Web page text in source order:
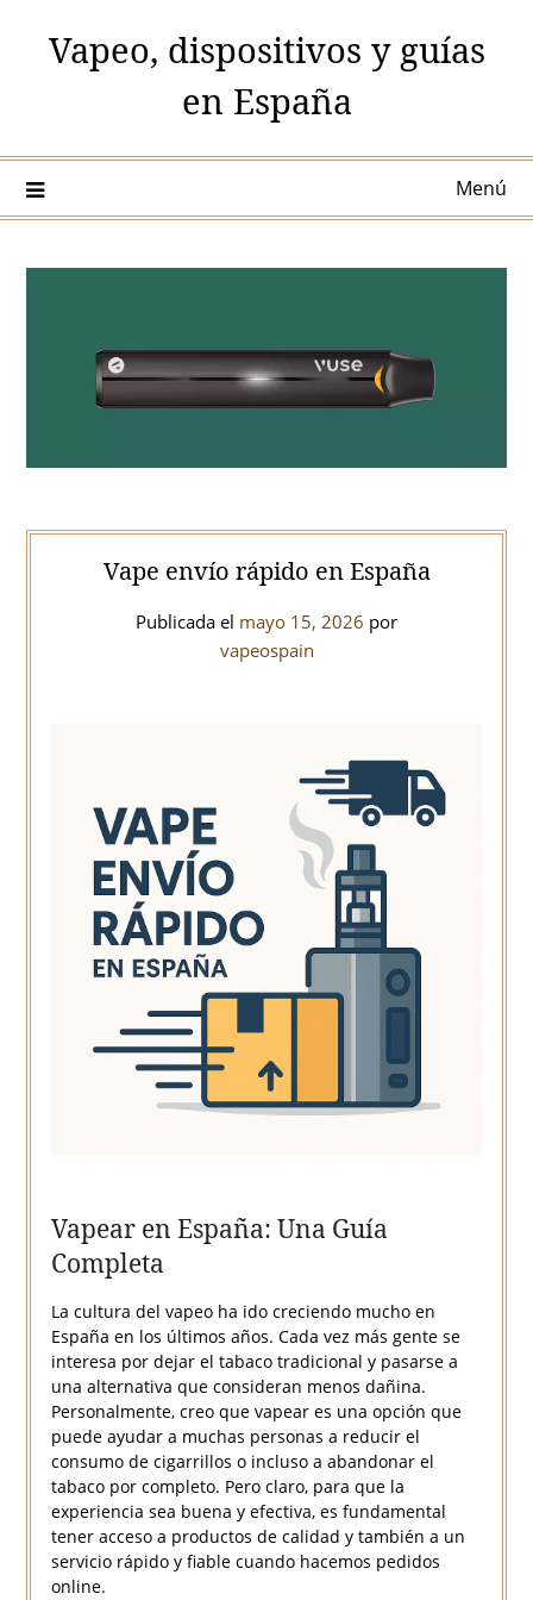
contenido
Vapeo, dispositivos y guías
en España
Menú
Vape envío rápido en España
Publicada el mayo 15, 2026 por
vapeospain
Vapear en España: Una Guía
Completa
La cultura del vapeo ha ido creciendo mucho en
España en los últimos años. Cada vez más gente se
interesa por dejar el tabaco tradicional y pasarse a
una alternativa que consideran menos dañina.
Personalmente, creo que vapear es una opción que
puede ayudar a muchas personas a reducir el
consumo de cigarrillos o incluso a abandonar el
tabaco por completo. Pero claro, para que la
experiencia sea buena y efectiva, es fundamental
tener acceso a productos de calidad y también a un
servicio rápido y fiable cuando hacemos pedidos
online.